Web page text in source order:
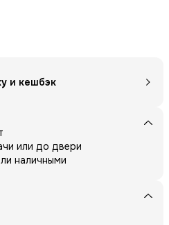
и кешбэк
или до двери
наличными